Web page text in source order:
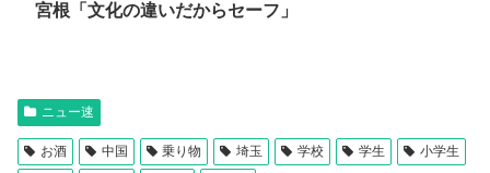
宮根「文化の違いだからセーフ」
ニュー速
お酒 中国 乗り物 埼玉 学校 学生
小学生